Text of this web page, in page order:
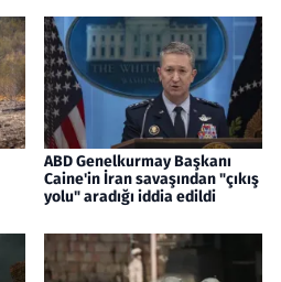
ABD Genelkurmay Başkanı
Caine'in İran savaşından "çıkış
yolu" aradığı iddia edildi